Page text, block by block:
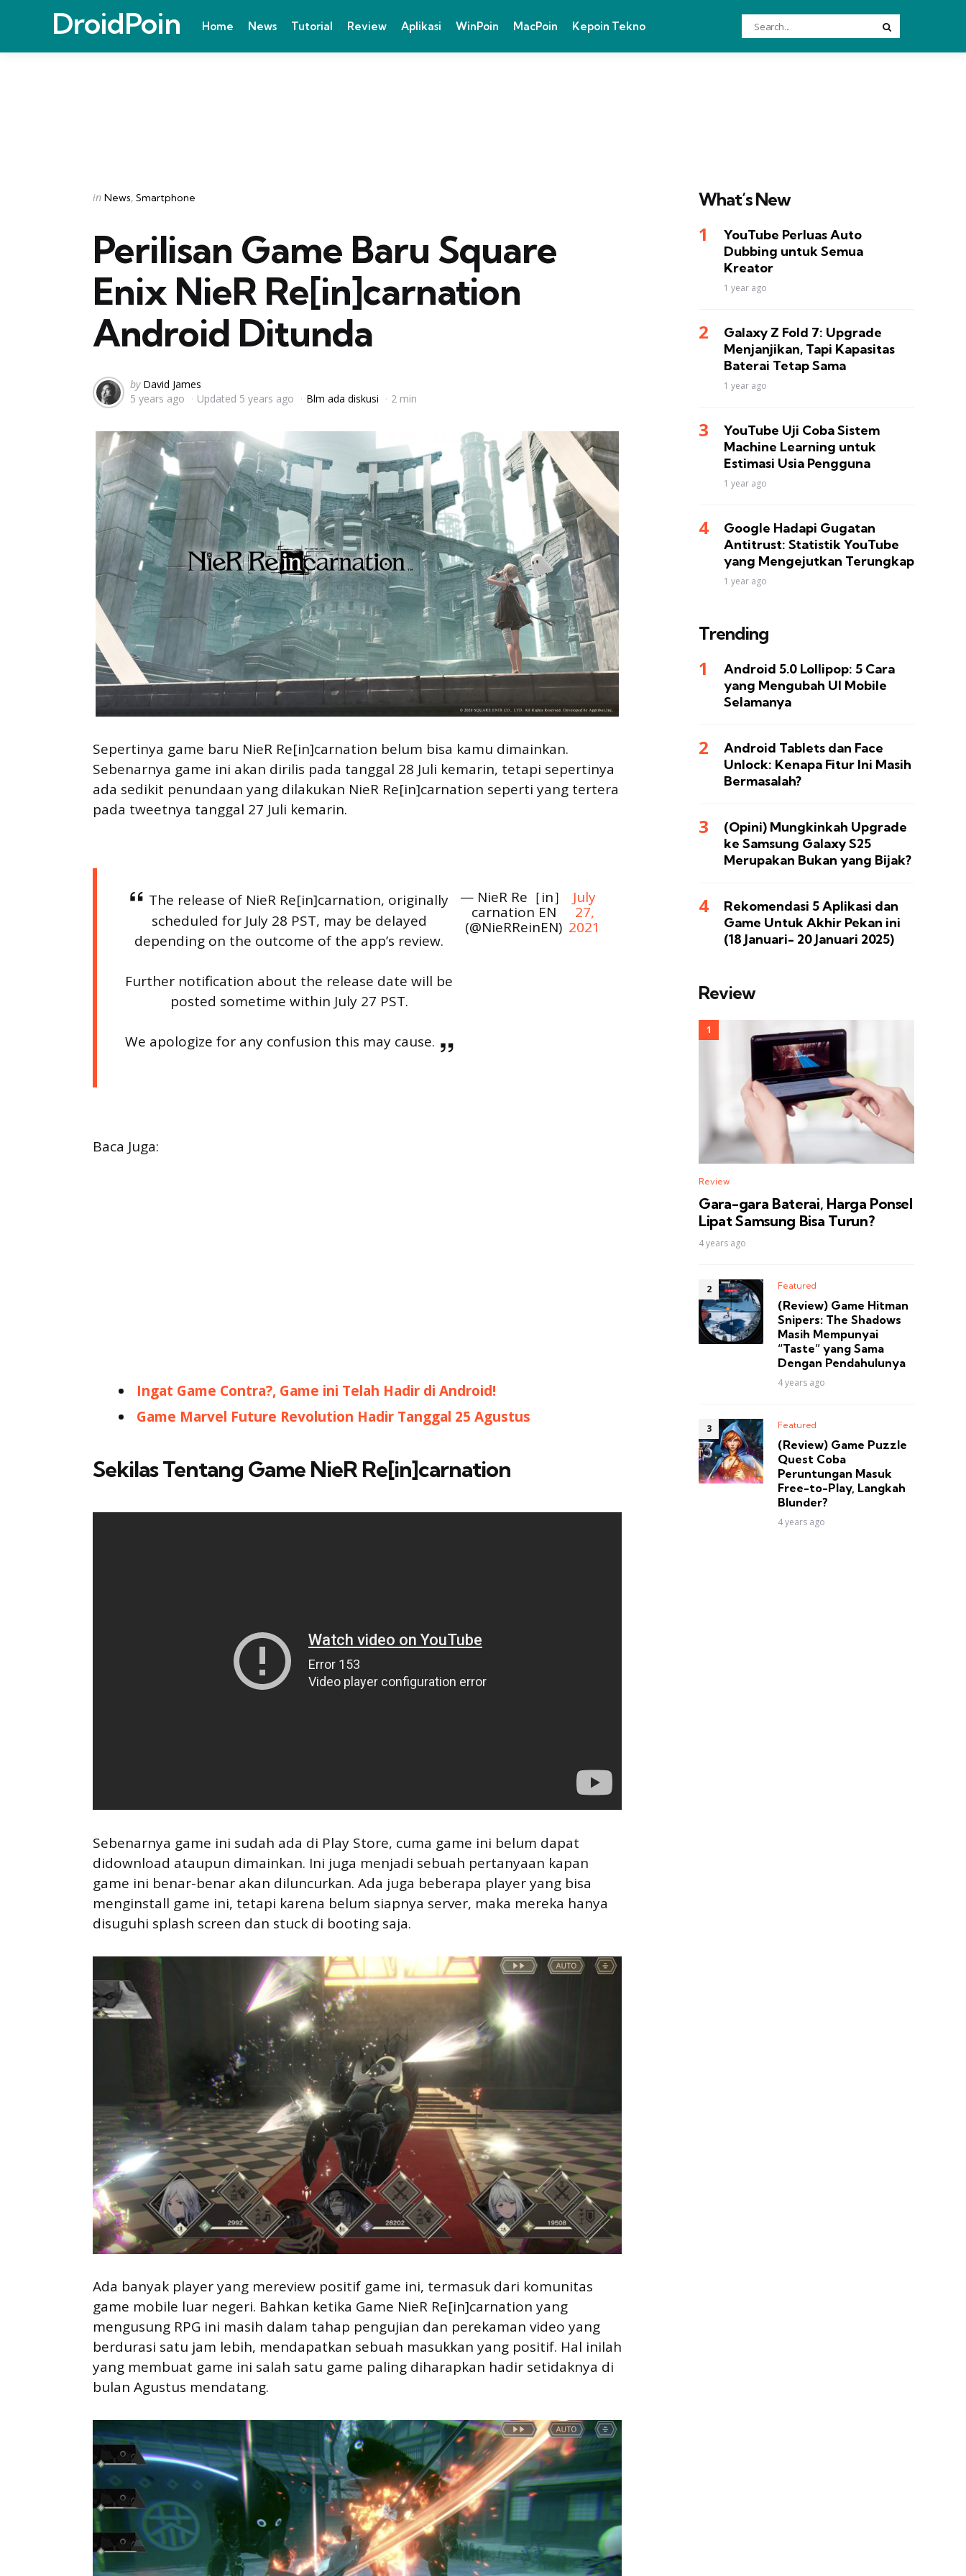
DroidPoin Home News Tutorial Review Aplikasi WinPoin MacPoin Kepoin Tekno
Search
for:
Categories
Posted
in News Smartphone
Perilisan Game Baru Square
Enix NieR Re[in]carnation
Android Ditunda
Posted
by
by David James
5 years ago
Updated 5 years ago Blm ada diskusi 2 min
Sepertinya game baru NieR Re[in]carnation belum bisa kamu dimainkan.
Sebenarnya game ini akan dirilis pada tanggal 28 Juli kemarin, tetapi sepertinya
ada sedikit penundaan yang dilakukan NieR Re[in]carnation seperti yang tertera
pada tweetnya tanggal 27 Juli kemarin.
The release of NieR Re[in]carnation, originally
scheduled for July 28 PST, may be delayed
depending on the outcome of the app’s review.
Further notification about the release date will be
posted sometime within July 27 PST.
We apologize for any confusion this may cause.
— NieR Re［in］
carnation EN
(@NieRReinEN)
July
27,
2021
Baca Juga:
Ingat Game Contra?, Game ini Telah Hadir di Android!
Game Marvel Future Revolution Hadir Tanggal 25 Agustus
Sekilas Tentang Game NieR Re[in]carnation
Sebenarnya game ini sudah ada di Play Store, cuma game ini belum dapat
didownload ataupun dimainkan. Ini juga menjadi sebuah pertanyaan kapan
game ini benar-benar akan diluncurkan. Ada juga beberapa player yang bisa
menginstall game ini, tetapi karena belum siapnya server, maka mereka hanya
disuguhi splash screen dan stuck di booting saja.
Ada banyak player yang mereview positif game ini, termasuk dari komunitas
game mobile luar negeri. Bahkan ketika Game NieR Re[in]carnation yang
mengusung RPG ini masih dalam tahap pengujian dan perekaman video yang
berdurasi satu jam lebih, mendapatkan sebuah masukkan yang positif. Hal inilah
yang membuat game ini salah satu game paling diharapkan hadir setidaknya di
bulan Agustus mendatang.
What’s New
YouTube Perluas Auto
Dubbing untuk Semua
Kreator
1 year ago
Galaxy Z Fold 7: Upgrade
Menjanjikan, Tapi Kapasitas
Baterai Tetap Sama
1 year ago
YouTube Uji Coba Sistem
Machine Learning untuk
Estimasi Usia Pengguna
1 year ago
Google Hadapi Gugatan
Antitrust: Statistik YouTube
yang Mengejutkan Terungkap
1 year ago
Trending
Android 5.0 Lollipop: 5 Cara
yang Mengubah UI Mobile
Selamanya
Android Tablets dan Face
Unlock: Kenapa Fitur Ini Masih
Bermasalah?
(Opini) Mungkinkah Upgrade
ke Samsung Galaxy S25
Merupakan Bukan yang Bijak?
Rekomendasi 5 Aplikasi dan
Game Untuk Akhir Pekan ini
(18 Januari- 20 Januari 2025)
Review
Review
Gara-gara Baterai, Harga Ponsel
Lipat Samsung Bisa Turun?
4 years ago
Featured
(Review) Game Hitman
Snipers: The Shadows
Masih Mempunyai
“Taste” yang Sama
Dengan Pendahulunya
4 years ago
Featured
(Review) Game Puzzle
Quest Coba
Peruntungan Masuk
Free-to-Play, Langkah
Blunder?
4 years ago